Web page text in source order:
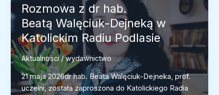
Rozmowa z dr hab.
Beatą Walęciuk-Dejneką w
Katolickim Radiu Podlasie
Aktualności/wydawnictwo
21 maja 2026dr hab. Beata Walęciuk-Dejneka, prof.
uczelni, została zaproszona do Katolickiego Radia